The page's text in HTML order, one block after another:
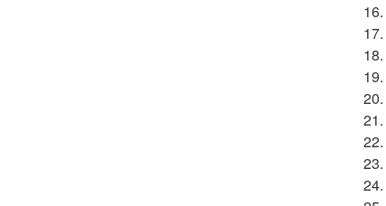
16.
17.
18.
19.
20.
21.
22.
23.
24.